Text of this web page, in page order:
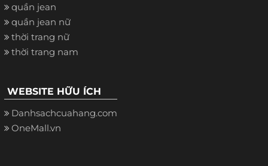
quần jean
quần jean nữ
thời trang nữ
thời trang nam
WEBSITE HỮU ÍCH
Danhsachcuahang.com
OneMall.vn